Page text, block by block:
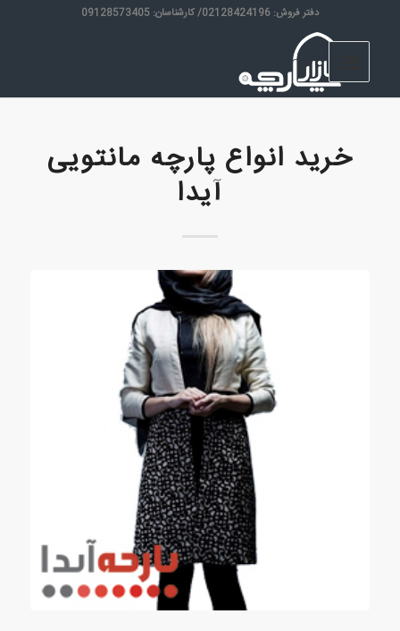
دفتر فروش: 02128424196/ کارشناسان: 09128573405
خرید انواع پارچه مانتویی
آیدا